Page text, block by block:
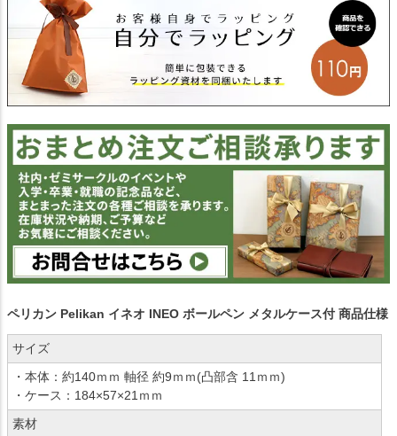
ペリカン Pelikan イネオ INEO ボールペン メタルケース付 商品仕様
サイズ
・本体：約140ｍｍ 軸径 約9ｍｍ(凸部含 11ｍｍ)
・ケース：184×57×21ｍｍ
素材